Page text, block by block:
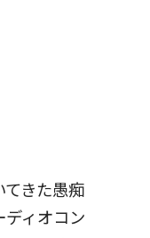
きた愚痴
ィオコン